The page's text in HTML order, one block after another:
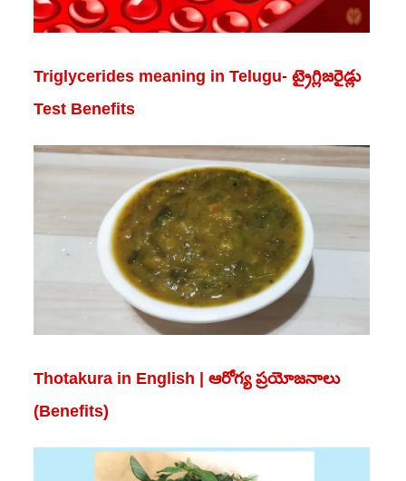
Triglycerides meaning in Telugu- ట్రైగ్లిజరైడ్లు
Test Benefits
Thotakura in English | ఆరోగ్య ప్రయోజనాలు
(Benefits)